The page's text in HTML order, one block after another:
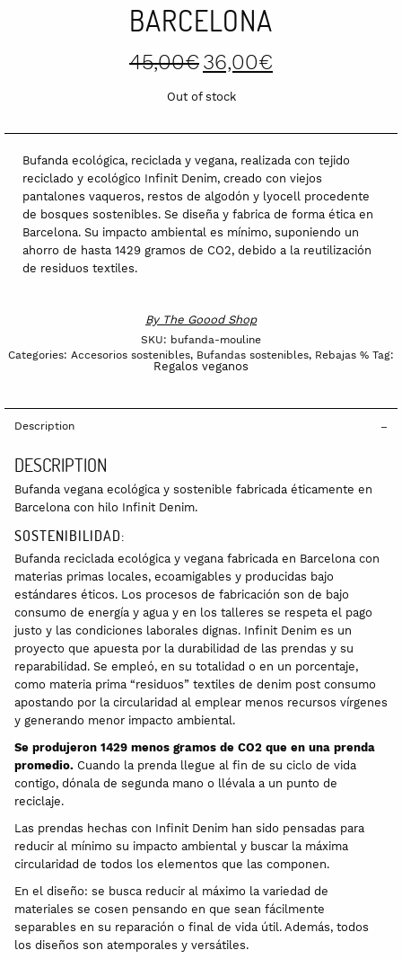
BARCELONA
45,00€ Original
price
36,00€price
Out of stock
Bufanda ecológica, reciclada y vegana, realizada con tejido
reciclado y ecológico Infinit Denim, creado con viejos
pantalones vaqueros, restos de algodón y lyocell procedente
de bosques sostenibles. Se diseña y fabrica de forma ética en
Barcelona. Su impacto ambiental es mínimo, suponiendo un
ahorro de hasta 1429 gramos de CO2, debido a la reutilización
de residuos textiles.
By The Goood Shop
SKU: bufanda-mouline
Categories: Accesorios sostenibles, Bufandas sostenibles, Rebajas % Tag:
Regalos veganos
Description
DESCRIPTION
Bufanda vegana ecológica y sostenible fabricada éticamente en
Barcelona con hilo Infinit Denim.
SOSTENIBILIDAD:
Bufanda reciclada ecológica y vegana fabricada en Barcelona con
materias primas locales, ecoamigables y producidas bajo
estándares éticos. Los procesos de fabricación son de bajo
consumo de energía y agua y en los talleres se respeta el pago
justo y las condiciones laborales dignas. Infinit Denim es un
proyecto que apuesta por la durabilidad de las prendas y su
reparabilidad. Se empleó, en su totalidad o en un porcentaje,
como materia prima “residuos” textiles de denim post consumo
apostando por la circularidad al emplear menos recursos vírgenes
y generando menor impacto ambiental.
Se produjeron 1429 menos gramos de CO2 que en una prenda
promedio. Cuando la prenda llegue al fin de su ciclo de vida
contigo, dónala de segunda mano o llévala a un punto de
reciclaje.
Las prendas hechas con Infinit Denim han sido pensadas para
reducir al mínimo su impacto ambiental y buscar la máxima
circularidad de todos los elementos que las componen.
En el diseño: se busca reducir al máximo la variedad de
materiales se cosen pensando en que sean fácilmente
separables en su reparación o final de vida útil. Además, todos
los diseños son atemporales y versátiles.